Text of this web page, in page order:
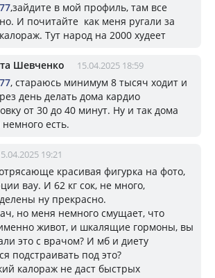
,зайдите в мой профиль, там все
И почитайте как меня ругали за
Тут народ на 2000 худеет
Шевченко 15.04.2025 18:59
, стараюсь минимум 8 тысяч ходит и
день делать дома кардио
от 30 до 40 минут. Ну и так дома
есть.
19:21
красивая фигурка на фото,
вау. И 62 кг сок, не много,
ну прекрасно.
но меня немного смущает, что
живот, и шкалящие гормоны, вы
это с врачом? И мб и диету
подстраивать под это?
калораж не даст быстрых